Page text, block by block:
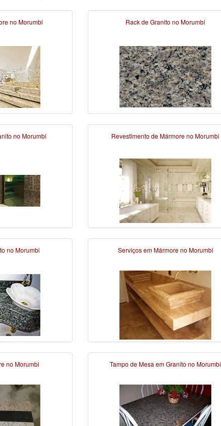
no Morumbi Rack de Granito no Morumbi
no Morumbi Revestimento de Mármore no Morumbi
no Morumbi Serviços em Mármore no Morumbi
no Morumbi Tampo de Mesa em Granito no Morumbi